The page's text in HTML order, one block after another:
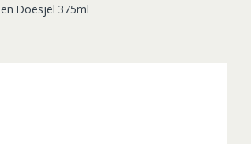
Doesjel 375ml